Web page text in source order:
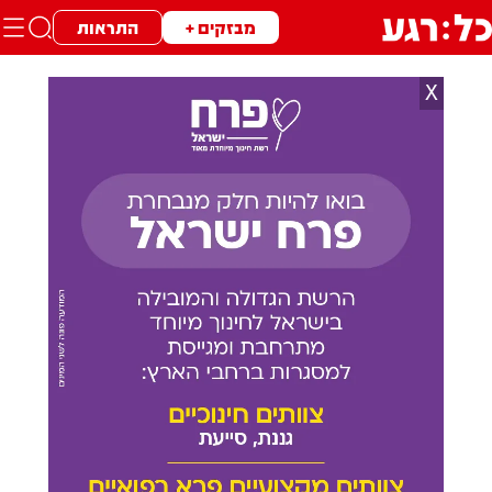
מבזקים + התראות
X